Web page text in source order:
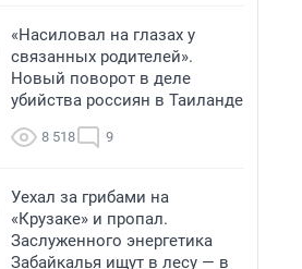
«Насиловал на глазах у
связанных родителей».
Новый поворот в деле
убийства россиян в Таиланде
8 518 9
Уехал за грибами на
«Крузаке» и пропал.
Заслуженного энергетика
Забайкалья ищут в лесу — в